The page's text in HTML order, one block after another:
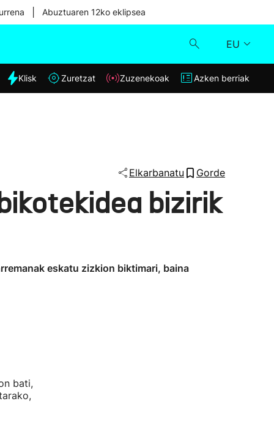
Abuztuaren 12ko eklipsea
EU
Klisk
Azken berriak
Klisk Zuretzat Zuzenekoak Azken berriak
Elkarbanatu Gorde
bizirik
eskatu zizkion biktimari, baina
bati,